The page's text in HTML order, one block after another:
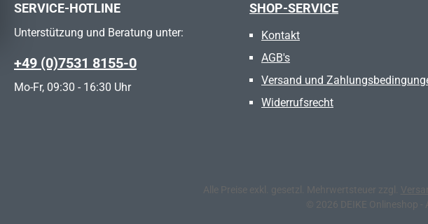
SERVICE-HOTLINE
Unterstützung und Beratung unter:
+49 (0)7531 8155-0
Mo-Fr, 09:30 - 16:30 Uhr
SHOP-SERVICE
Kontakt
AGB's
Versand und
Widerrufsrecht
Alle Preise exkl. gesetzl. Mehrwertsteuer zzgl.
© 2026 DEIKE Onlineshop